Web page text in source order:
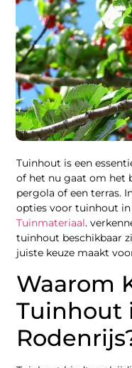
Tuinhout is een
of het nu gaat om het
pergola of een terras.
opties voor tuinhout in
Tuinmateriaal.
tuinhout beschikbaar
juiste keuze maakt
Waarom
Tuinhout